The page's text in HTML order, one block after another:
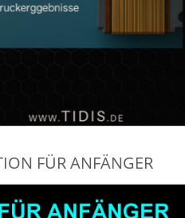
FÜR ANFÄNGER